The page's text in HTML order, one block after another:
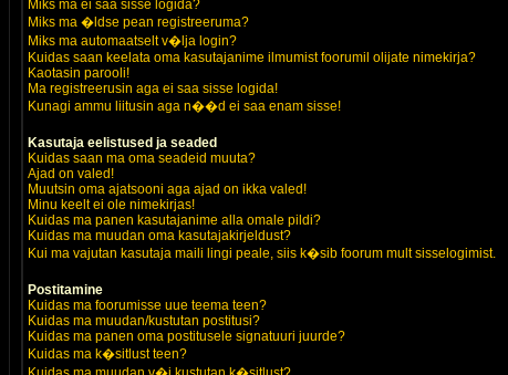
Miks ma ei saa sisse logida?
Miks ma �ldse pean registreeruma?
Miks ma automaatselt v�lja login?
Kuidas saan keelata oma kasutajanime ilmumist foorumil olijate nimekirja?
Kaotasin parooli!
Ma registreerusin aga ei saa sisse logida!
Kunagi ammu liitusin aga n��d ei saa enam sisse!
Kasutaja eelistused ja seaded
Kuidas saan ma oma seadeid muuta?
Ajad on valed!
Muutsin oma ajatsooni aga ajad on ikka valed!
Minu keelt ei ole nimekirjas!
Kuidas ma panen kasutajanime alla omale pildi?
Kuidas ma muudan oma kasutajakirjeldust?
Kui ma vajutan kasutaja maili lingi peale, siis k�sib foorum mult sisselogimist.
Postitamine
Kuidas ma foorumisse uue teema teen?
Kuidas ma muudan/kustutan postitusi?
Kuidas ma panen oma postitusele signatuuri juurde?
Kuidas ma k�sitlust teen?